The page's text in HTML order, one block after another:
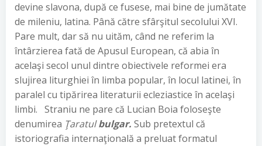
devine slavona, după ce fusese, mai bine de jumătate
de mileniu, latina. Până către sfârşitul secolului XVI.
Pare mult, dar să nu uităm, când ne referim la
întârzierea fată de Apusul European, că abia în
acelaşi secol unul dintre obiectivele reformei era
slujirea liturghiei în limba popular, în locul latinei, în
paralel cu tipărirea literaturii ecleziastice în acelaşi
limbi. Straniu ne pare că Lucian Boia foloseşte
denumirea Ţaratulbulgar. Sub pretextul că
istoriografia internaţională a preluat formatul